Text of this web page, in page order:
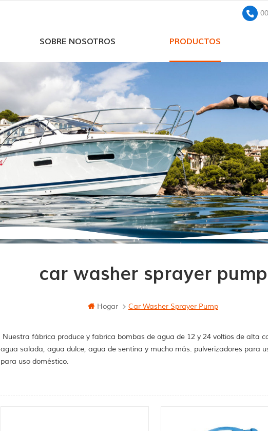
SOBRE NOSOTROS PRODUCTOS
car washer sprayer pump
Hogar Car Washer Sprayer Pump
Nuestra fábrica produce y fabrica bombas de agua de 12 y 24 voltios de alta
agua salada, agua dulce, agua de sentina y mucho más. pulverizadores para
para uso doméstico.